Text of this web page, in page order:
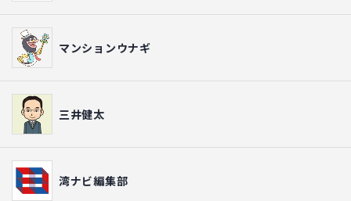
マンションウナギ
三井健太
湾ナビ編集部